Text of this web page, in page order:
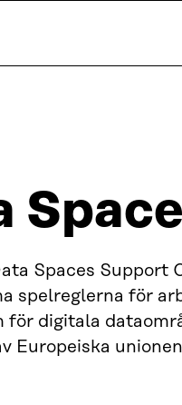
Spaces Support
spelreglerna för
för digitala
Europeiska